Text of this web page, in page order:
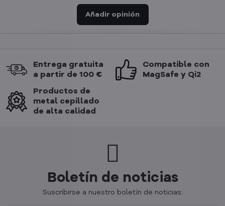
Añadir opinión
Entrega gratuita
a partir de 100 €
Compatible con
MagSafe y Qi2
Productos de
metal cepillado
de alta calidad
Boletín de noticias
Suscribirse a nuestro boletín de noticias: